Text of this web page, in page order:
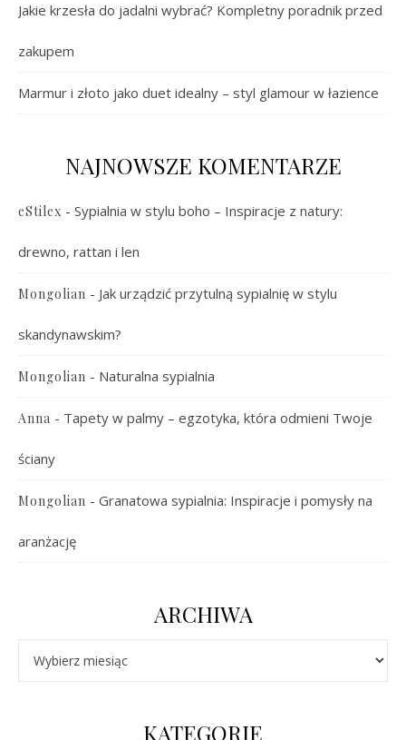
Jakie krzesła do jadalni wybrać? Kompletny poradnik przed
zakupem
Marmur i złoto jako duet idealny – styl glamour w łazience
NAJNOWSZE KOMENTARZE
eStilex - Sypialnia w stylu boho – Inspiracje z natury:
drewno, rattan i len
Mongolian - Jak urządzić przytulną sypialnię w stylu
skandynawskim?
Mongolian - Naturalna sypialnia
Anna - Tapety w palmy – egzotyka, która odmieni Twoje
ściany
Mongolian - Granatowa sypialnia: Inspiracje i pomysły na
aranżację
ARCHIWA
KATEGORIE